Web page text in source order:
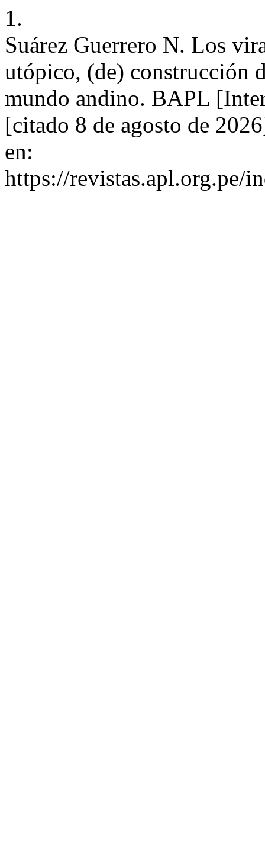
1.
Suárez Guerrero N. Los
utópico, (de) construcción
mundo andino. BAPL
[citado 8 de agosto de
en:
https://revistas.apl.org.pe/